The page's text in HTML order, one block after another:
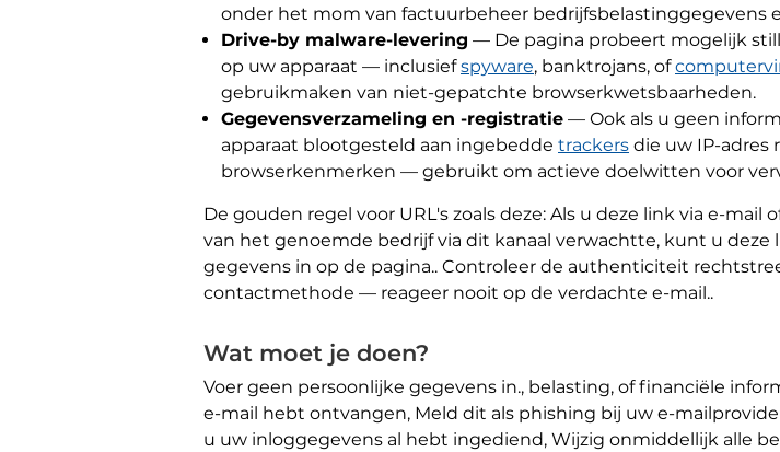
onder het mom van factuurbeheer bedrijfsbelastinggegevens
Drive-by malware-levering — De pagina probeert mogelijk
op uw apparaat — inclusiefspyware, banktrojans, of
gebruikmaken van niet-gepatchte browserkwetsbaarheden.
Gegevensverzameling en -registratie — Ook als u geen
apparaat blootgesteld aan ingebedde trackers die uw IP-adres
browserkenmerken — gebruikt om actieve doelwitten voor
De gouden regel voor URL's zoals deze: Als u deze link via e-
van het genoemde bedrijf via dit kanaal verwachtte, kunt u deze
gegevens in op de pagina.. Controleer de authenticiteit
contactmethode — reageer nooit op de verdachte e-mail..
Wat moet je doen?
Voer geen persoonlijke gegevens in., belasting, of financiële
e-mail hebt ontvangen, Meld dit als phishing bij uw e-
u uw inloggegevens al hebt ingediend, Wijzig onmiddellijk alle